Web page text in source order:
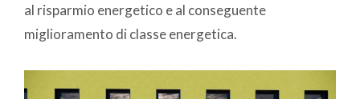
al risparmio energetico e al conseguente
miglioramento di classe energetica.